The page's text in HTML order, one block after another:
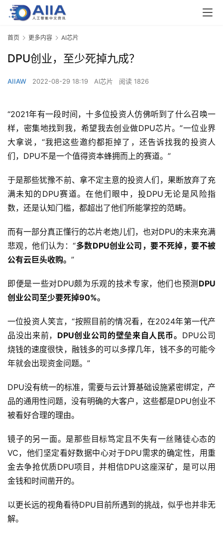
首页 更多内容 AI芯片
DPU创业，至少死掉九成？
AIIAW 2022-08-29 18:19 AI芯片 阅读 1826
“2021年有一段时间，十多位投资人仿佛听到了什么召唤一
样，密集地找到我，希望我去创业做DPU芯片。”一位业界
大拿说，“我把这些邀约都拒掉了，还告诉找我的投资人
们，DPU不是一个值得资本蜂拥而上的赛道。”
于是那些犹豫不前、拿不定主意的投资人们，果断放弃了充
满未知的DPU赛道。在他们眼中，投DPU无论是风险指
数，还是认知门槛，都超出了他们所能掌控的范畴。
而有一部分真正懂行的芯片老炮儿们，也对DPU的未来充满
悲观，他们认为：“多数DPU创业公司，要不死掉，要不被
公有云巨头收购。 ”
即便是一些对DPU颇为乐观的技术专家，他们也预测 DPU
创业公司至少要死掉90%。
一位投资人笑言，“按照目前的情况看，在2024年第一代产
品没出来前， DPU创业公司的壁垒来自人民币。 DPU公司
烧钱的速度很快，融钱多的可以多撑几年，钱不多的可能今
年就会出现资金问题。”
DPU没有统一的标准，需要与云计算基础设施紧密绑定，产
品的通用性问题，没有明确的大客户，这些都是DPU创业不
被看好合理的理由。
镜子的另一面。是那些目标笃定且不失有一丝赌徒心态的
VC，他们坚定看好数据中心对于DPU需求的确定性，用重
金去争抢优质DPU项目，并相信DPU这座深矿，是可以用
金钱和时间凿开的。
以更长远的视角看待DPU目前所遇到的挑战，似乎也并非无
解。